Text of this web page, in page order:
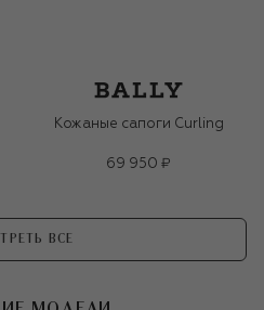
Кожаные сапоги Curling
69 950 ₽
ВСЕ